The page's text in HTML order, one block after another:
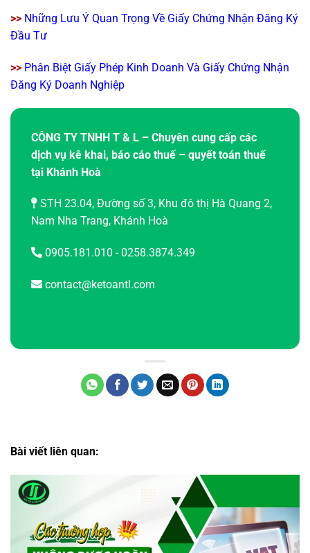
>> Những Lưu Ý Quan Trọng Về Giấy Chứng Nhận Đăng Ký
Đầu Tư
>> Phân Biệt Giấy Phép Kinh Doanh Và Giấy Chứng Nhận
Đăng Ký Doanh Nghiệp
CÔNG TY TNHH T & L – Chuyên cung cấp các
dịch vụ kê khai, báo cáo thuế – quyết toán thuế
tại Khánh Hoà
STH 23.04, Đường số 3, Khu đô thị Hà Quang 2,
Nam Nha Trang, Khánh Hoà
0905.181.010 - 0258.3874.349
contact@ketoantl.com
Bài viết liên quan: